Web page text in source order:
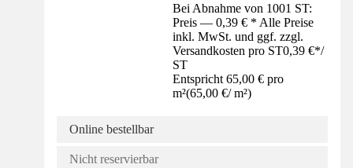
Bei Abnahme von 1001 ST:
Preis — 0,39 € * Alle Preise
inkl. MwSt. und ggf. zzgl.
Versandkosten pro ST0,39 €*/
ST
Entspricht 65,00 € pro
m²(65,00 €/ m²)
Online bestellbar
Nicht reservierbar